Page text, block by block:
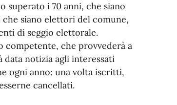
superato i 70 anni, che siano
siano elettori del comune,
di seggio elettorale.
competente, che provvederà a
data notizia agli interessati
ogni anno: una volta iscritti,
cancellati.